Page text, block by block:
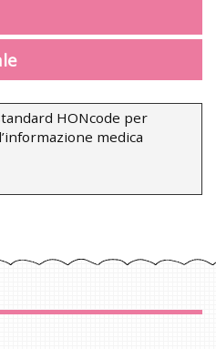
HONcode per
medica